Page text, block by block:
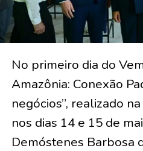
No primeiro dia do
Amazônia: Conexão
negócios”, realizado
nos dias 14 e 15 de
Demóstenes Barbosa